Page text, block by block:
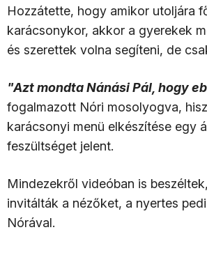
Hozzátette, hogy amikor utoljára
karácsonykor, akkor a gyerekek
és szerettek volna segíteni, de
"Azt mondta Nánási Pál, hogy
fogalmazott Nóri mosolyogva,
karácsonyi menü elkészítése egy
feszültséget jelent.
Mindezekről videóban is
invitálták a nézőket, a nyertes
Nórával.